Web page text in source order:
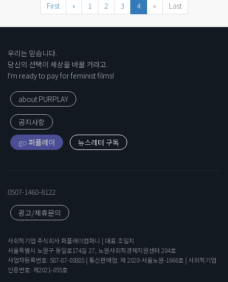
First « 1 2 3 4 » Last
우리는 믿습니다.
당신의 선택이 세상을 바꿀 거라고.
I'm ready to pay for feminist films!
about PURPLAY
공지사항
go 퍼플레이
0507-1460-8122
광고/제휴문의
사회적기업 주식회사 퍼플레이컴퍼니 | 대표 조일지
서울특별시 노원구 동일로174길 27, 노원사회적경제지원센터 204호
사업자등록번호: 587-87-00885 | 통신판매업: 제 2020-서울노원-1666호 | 사회적기업
인증번호: 제2021-055호